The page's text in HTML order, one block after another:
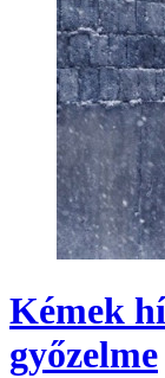
Kémek
győzelme